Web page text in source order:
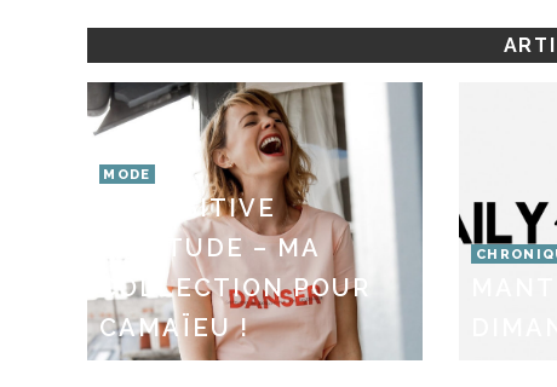
MODE
LA POSITIVE
ATTITUDE – MA
COLLECTION POUR
CAMAÏEU !